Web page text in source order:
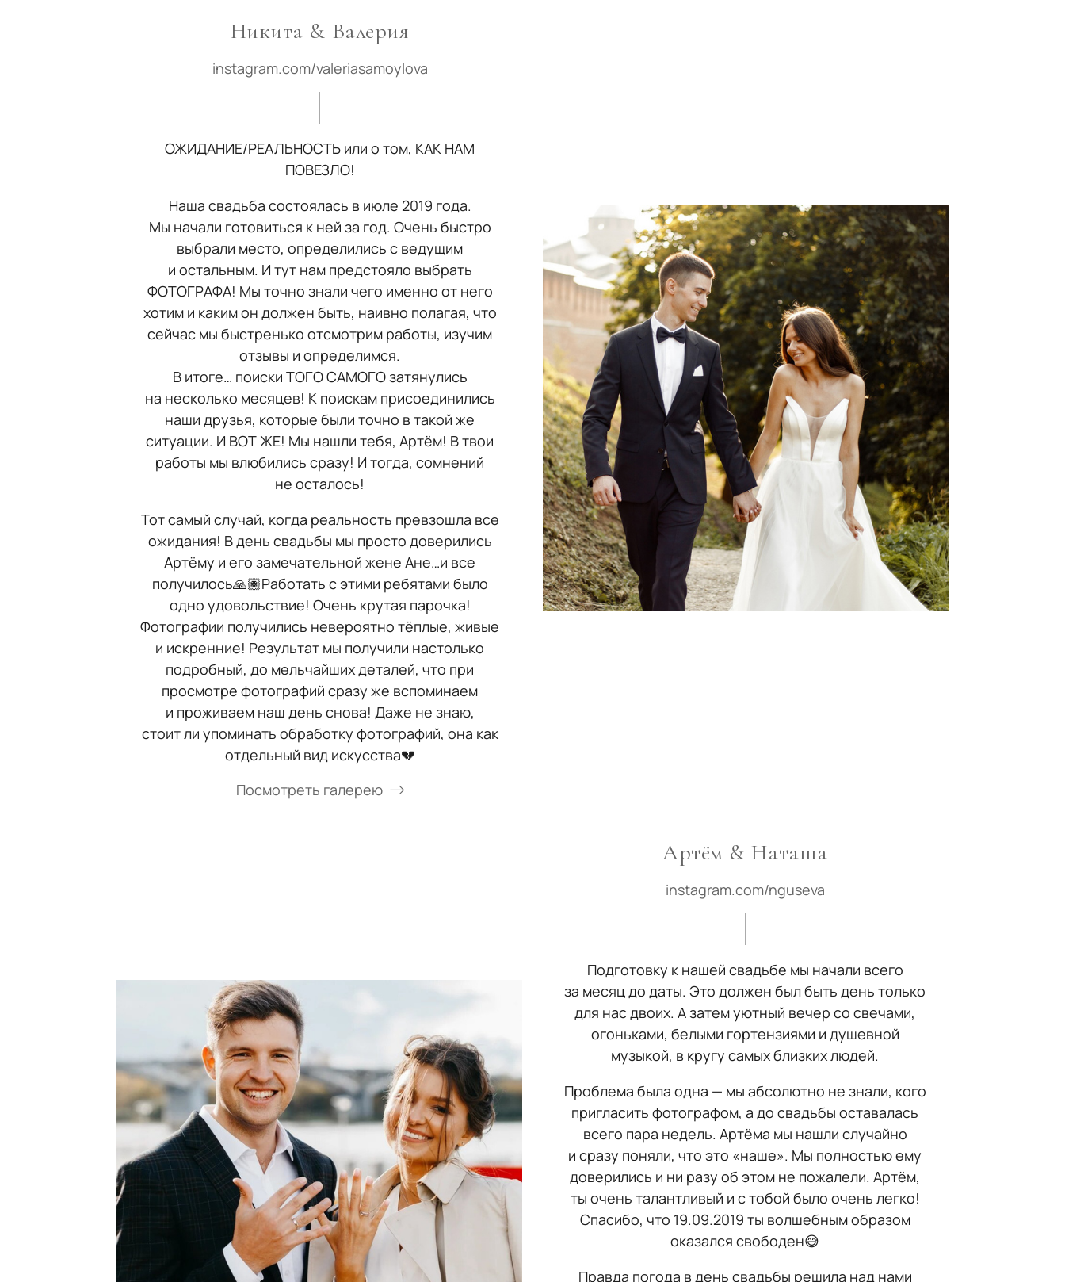
Никита & Валерия
instagram.com/valeriasamoylova
ОЖИДАНИЕ/РЕАЛЬНОСТЬ или о том, КАК НАМ
ПОВЕЗЛО!
Наша свадьба состоялась в июле 2019 года.
Мы начали готовиться к ней за год. Очень быстро
выбрали место, определились с ведущим
и остальным. И тут нам предстояло выбрать
ФОТОГРАФА! Мы точно знали чего именно от него
хотим и каким он должен быть, наивно полагая, что
сейчас мы быстренько отсмотрим работы, изучим
отзывы и определимся.
В итоге… поиски ТОГО САМОГО затянулись
на несколько месяцев! К поискам присоединились
наши друзья, которые были точно в такой же
ситуации. И ВОТ ЖЕ! Мы нашли тебя, Артём! В твои
работы мы влюбились сразу! И тогда, сомнений
не осталось!
Тот самый случай, когда реальность превзошла все
ожидания! В день свадьбы мы просто доверились
Артёму и его замечательной жене Ане…и все
получилось🙏🏽Работать с этими ребятами было
одно удовольствие! Очень крутая парочка!
Фотографии получились невероятно тёплые, живые
и искренние! Результат мы получили настолько
подробный, до мельчайших деталей, что при
просмотре фотографий сразу же вспоминаем
и проживаем наш день снова! Даже не знаю,
стоит ли упоминать обработку фотографий, она как
отдельный вид искусства💔
Посмотреть галерею
Артём & Наташа
instagram.com/nguseva
Подготовку к нашей свадьбе мы начали всего
за месяц до даты. Это должен был быть день только
для нас двоих. А затем уютный вечер со свечами,
огоньками, белыми гортензиями и душевной
музыкой, в кругу самых близких людей.
Проблема была одна — мы абсолютно не знали, кого
пригласить фотографом, а до свадьбы оставалась
всего пара недель. Артёма мы нашли случайно
и сразу поняли, что это «наше». Мы полностью ему
доверились и ни разу об этом не пожалели. Артём,
ты очень талантливый и с тобой было очень легко!
Спасибо, что 19.09.2019 ты волшебным образом
оказался свободен😅
Правда погода в день свадьбы решила над нами